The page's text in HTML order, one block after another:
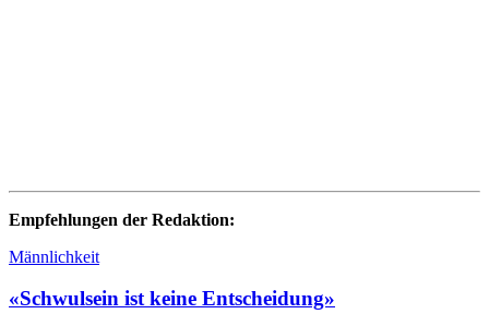
Empfehlungen der Redaktion:
Männlichkeit
«Schwulsein ist keine Entscheidung»